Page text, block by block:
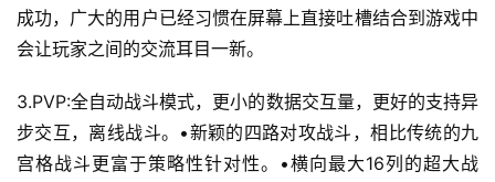
成功，广大的用户已经习惯在屏幕上直接吐槽结合到游戏中
会让玩家之间的交流耳目一新。
3.PVP:全自动战斗模式，更小的数据交互量，更好的支持异
步交互，离线战斗。•新颖的四路对攻战斗，相比传统的九
宫格战斗更富于策略性针对性。•横向最大16列的超大战